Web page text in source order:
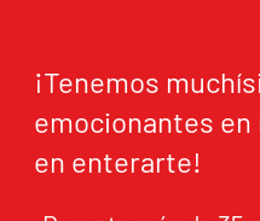
¡Tenemos
emocionantes
en enterarte!